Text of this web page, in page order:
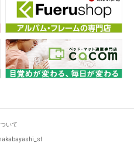
いて